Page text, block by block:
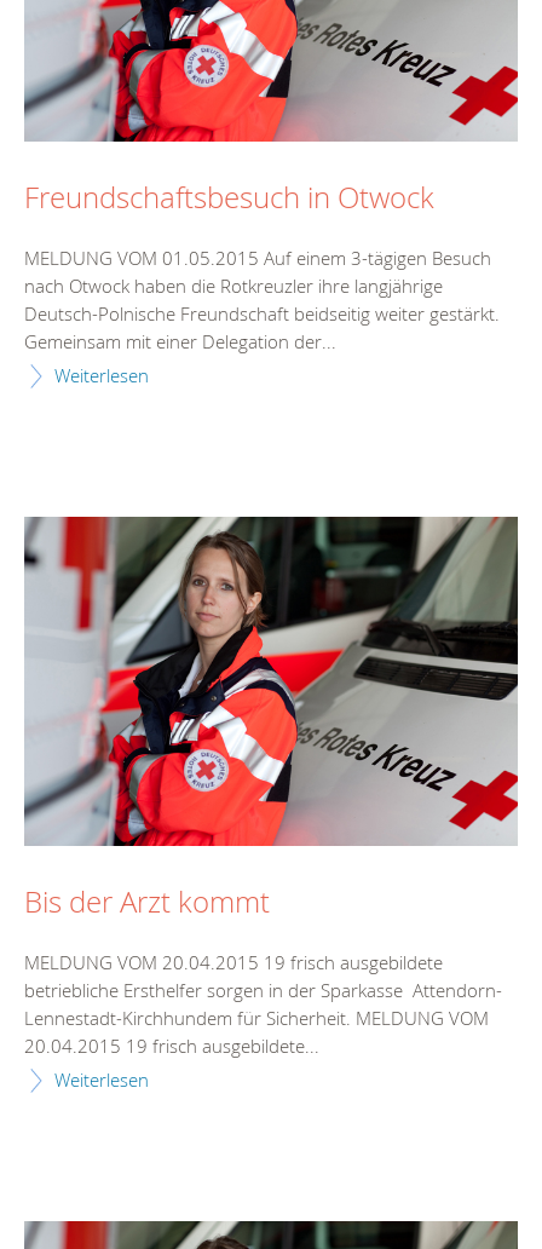
Freundschaftsbesuch in Otwock
MELDUNG VOM 01.05.2015 Auf einem 3-tägigen Besuch
nach Otwock haben die Rotkreuzler ihre langjährige
Deutsch-Polnische Freundschaft beidseitig weiter gestärkt.
Gemeinsam mit einer Delegation der...
Weiterlesen
Bis der Arzt kommt
MELDUNG VOM 20.04.2015 19 frisch ausgebildete
betriebliche Ersthelfer sorgen in der Sparkasse Attendorn-
Lennestadt-Kirchhundem für Sicherheit. MELDUNG VOM
20.04.2015 19 frisch ausgebildete...
Weiterlesen